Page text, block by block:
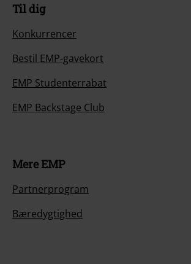
Til dig
Konkurrencer
Bestil EMP-gavekort
EMP Studenterrabat
EMP Backstage Club
Mere EMP
Partnerprogram
Bæredygtighed